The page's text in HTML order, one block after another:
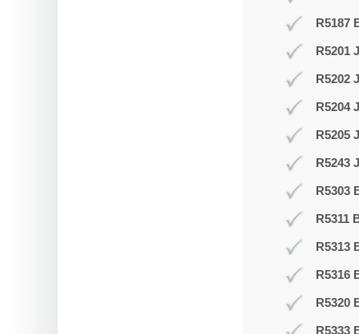
R5187
R5201
R5202
R5204
R5205
R5243
R5303
R5311
R5313
R5316
R5320
R5333